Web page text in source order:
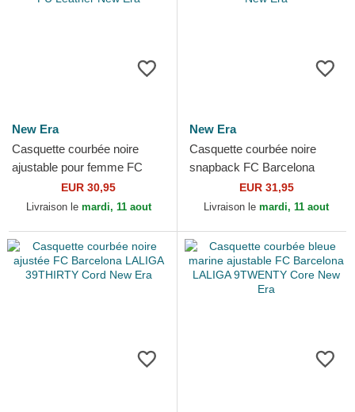
New Era
Casquette courbée noire
ajustable pour femme FC
Barcelona LALIGA
9TWENTY PU Leather New
EUR 30,95
Livraison le mardi, 11 aout
New Era
Casquette courbée noire
snapback FC Barcelona
LALIGA 9FORTY M-Crown
Diamond Era New Era
EUR 31,95
Livraison le mardi, 11 aout